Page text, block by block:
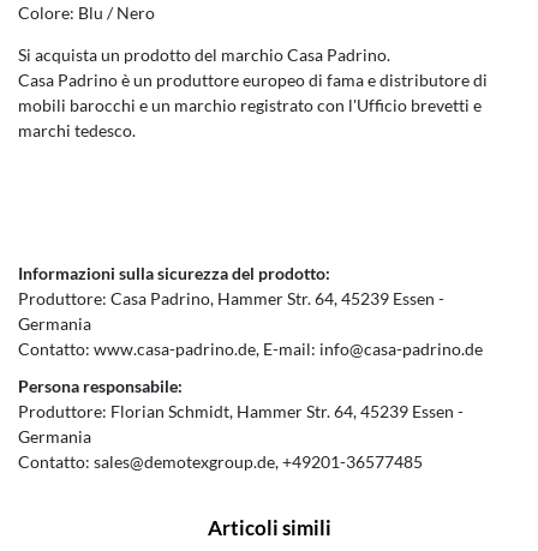
Colore: Blu / Nero
Si acquista un prodotto del marchio Casa Padrino.
Casa Padrino è un produttore europeo di fama e distributore di
mobili barocchi e un marchio registrato con l'Ufficio brevetti e
marchi tedesco.
Informazioni sulla sicurezza del prodotto:
Produttore: Casa Padrino Hammer Str.64 45239 Essen
Germania
Contatto: www.casa-padrino.de E-mail: info@casa-padrino.de
Persona responsabile:
Produttore: Florian Schmidt Hammer Str.64 45239 Essen
Germania
Contatto: sales@demotexgroup.de +49201-36577485
Articoli simili